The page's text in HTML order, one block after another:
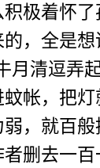
极着怀
的，全是
月清逗弄
帐，把
，就百
删去一百